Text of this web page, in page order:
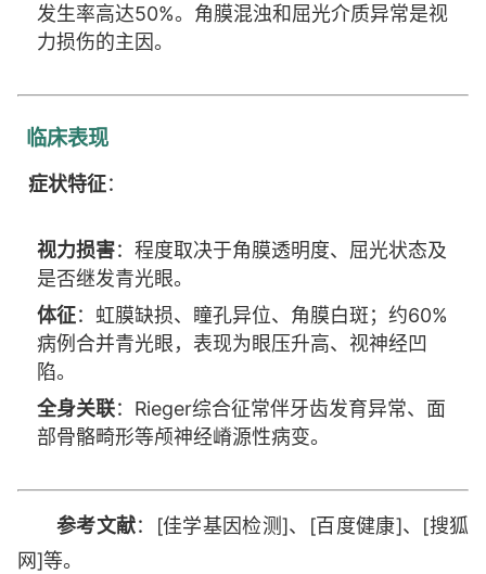
发生率高达50%。角膜混浊和屈光介质异常是视
力损伤的主因。
临床表现
症状特征：
视力损害：程度取决于角膜透明度、屈光状态及
是否继发青光眼。
体征：虹膜缺损、瞳孔异位、角膜白斑；约60%
病例合并青光眼，表现为眼压升高、视神经凹
陷。
全身关联：Rieger综合征常伴牙齿发育异常、面
部骨骼畸形等颅神经嵴源性病变。
参考文献：[佳学基因检测]、[百度健康]、[搜狐
网]等。